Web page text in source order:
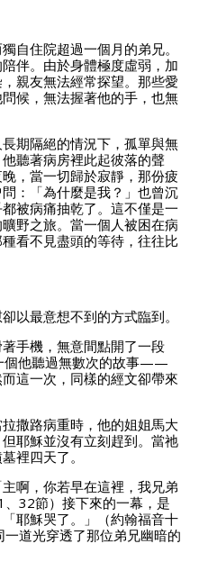
自住院超過一個月的弟兄。
伴。由於身體極度虛弱，加
親友無法經常探望。那些愛
候，無法握著他的手，也無
期隔絕的情況下，孤單與無
聽著病房裡此起彼落的聲
，當一切歸於寂靜，那份疲
：「為什麼是我？」也曾沉
被病痛抽乾了。這不僅是一
野之旅。當一個人被困在病
看不見盡頭的等待，往往比
以最意想不到的方式臨到。
手機，無意間點開了一段
個他聽過無數次的故事——
這一次，同樣的經文卻帶來
撒路病重時，他的姐姐馬大
耶穌並沒有立刻趕到。當祂
裡四天了。
啊，你若早在這裡，我兄弟
32節）接下來的一幕，是
耶穌哭了。」（約翰福音十
道光穿透了那位弟兄幽暗的